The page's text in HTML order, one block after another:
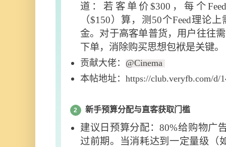
道：若客单价$300，每个
（$150）算，测50个Feed理论
金。对于高客单普货，用户往往
下单，消除购买思想包袱是关键。
贡献大佬： @Cinema
本帖地址：https://club.veryfb.com/d/
2 新手预算分配与直客获取门槛
建议日预算分配：80%给购物广
过前期。当消耗达到一定量级（